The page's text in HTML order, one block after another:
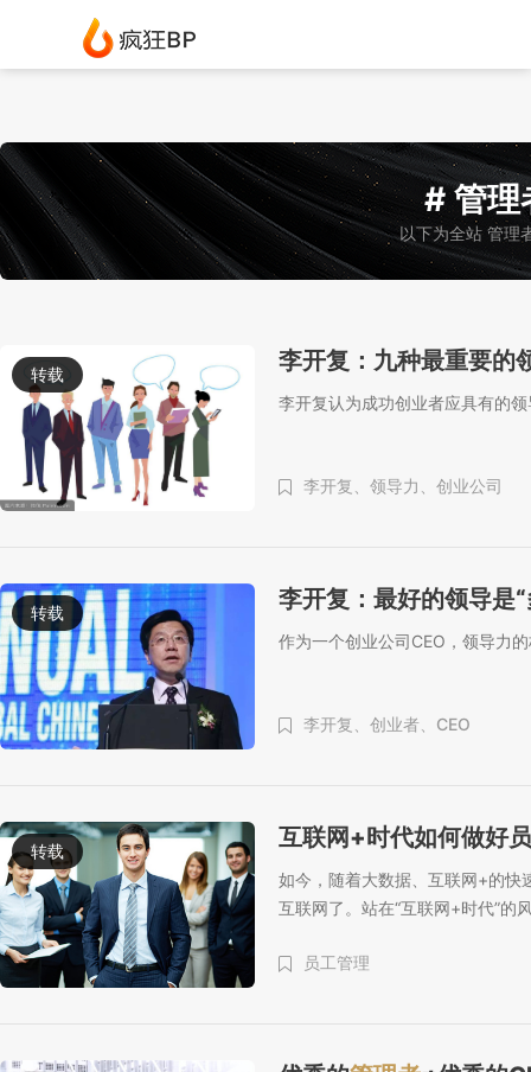
# 管理
以下为全站 管理
转载 李开复：九种最重要的
李开复认为成功创业者应具有的
李开复、 领导力、 创业公司
转载 李开复：最好的领导是
作为一个创业公司CEO，领导力
李开复、 创业者、 CEO
转载 互联网+时代如何做好
如今，随着大数据、互联网+的快
互联网了。站在“互联网+时代”的
员工管理